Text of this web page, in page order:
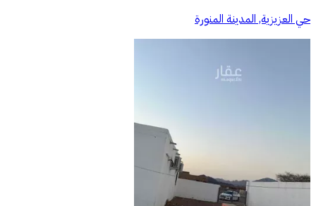
حي العزيزية, المدينة المنورة